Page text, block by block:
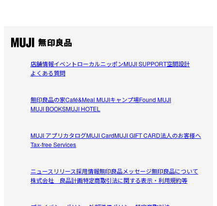
店舗情報イベントローカルニッポンMUJI SUPPORT空間設計
よくある質問
無印良品の家Café&Meal MUJIキャンプ場Found MUJI
MUJI BOOKSMUJI HOTEL
MUJI アプリカタログMUJI CardMUJI GIFT CARD法人のお客様へ
Tax-free Services
ニュースリリース採用情報無印良品メッセージ無印良品について
株式会社 良品計画特定商取引法に関する表示・利用規約等